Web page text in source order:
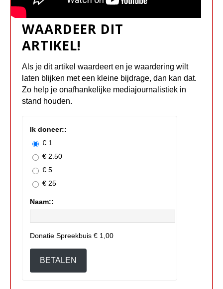
WAARDEER DIT
ARTIKEL!
Als je dit artikel waardeert en je waardering wilt
laten blijken met een kleine bijdrage, dan kan dat.
Zo help je onafhankelijke mediajournalistiek in
stand houden.
Ik doneer::
€ 1
€ 2.50
€ 5
€ 25
Naam::
Donatie Spreekbuis € 1,00
BETALEN